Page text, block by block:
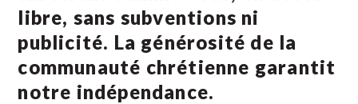
libre, sans subventions ni
publicité. La générosité de la
communauté chrétienne garantit
notre indépendance.